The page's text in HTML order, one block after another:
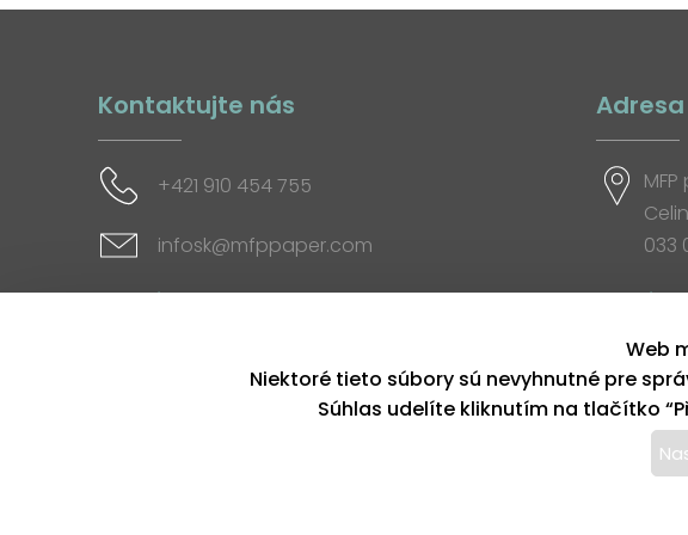
Kontaktujte nás
+421 910 454 755
infosk@mfppaper.com
Sociálne siete
Adresa
033
Web
Niektoré tieto súbory sú nevyhnutné pre
Súhlas udelíte kliknutím na tlačítko